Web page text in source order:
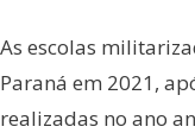
As escolas
Paraná em 2021,
realizadas no ano